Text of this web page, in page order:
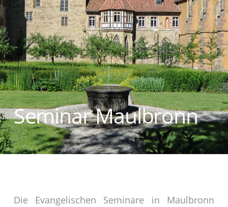
Seminar Maulbronn
Die Evangelischen Seminare in Maulbronn